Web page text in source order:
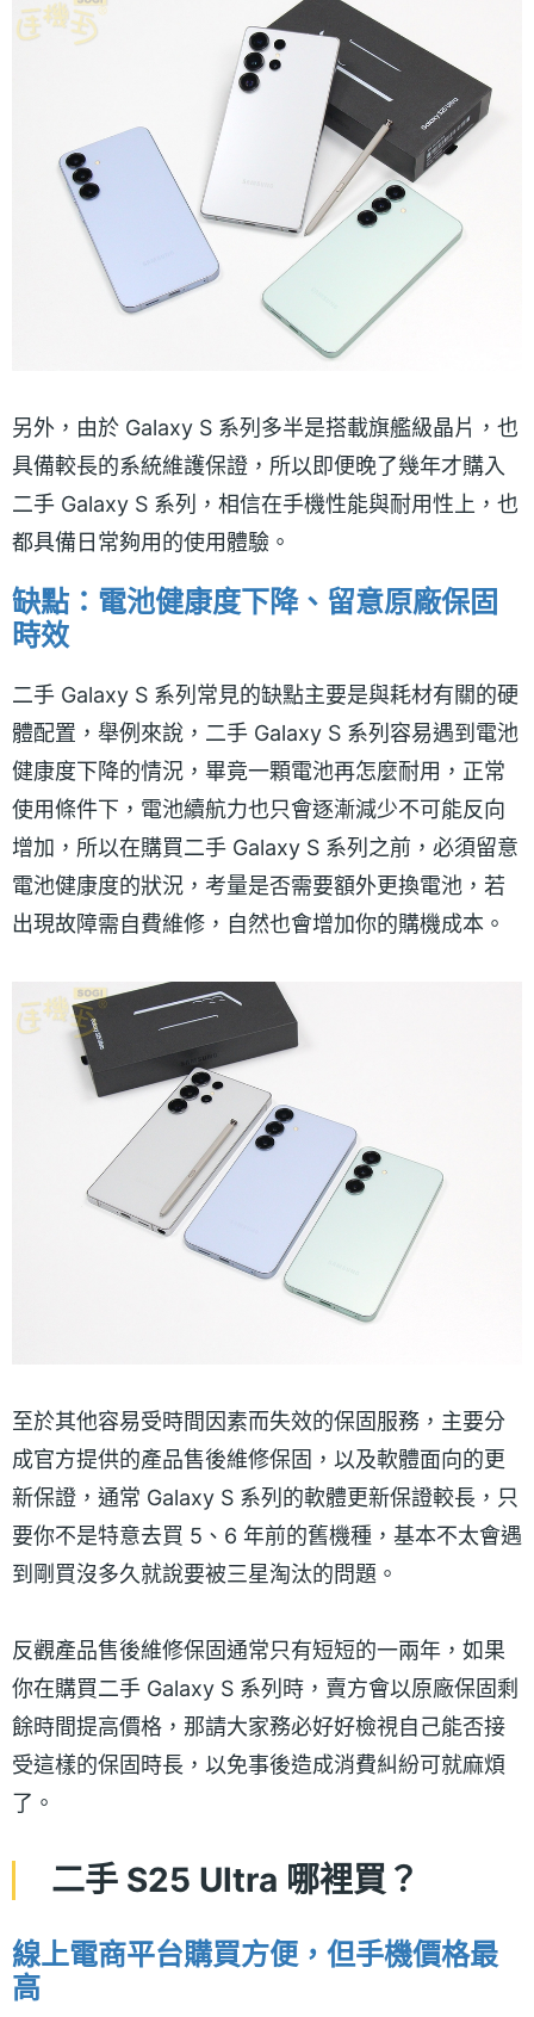
另外，由於 Galaxy S 系列多半是搭載旗艦級晶片，也
具備較長的系統維護保證，所以即便晚了幾年才購入
二手 Galaxy S 系列，相信在手機性能與耐用性上，也
都具備日常夠用的使用體驗。
缺點：電池健康度下降、留意原廠保固
時效
二手 Galaxy S 系列常見的缺點主要是與耗材有關的硬
體配置，舉例來說，二手 Galaxy S 系列容易遇到電池
健康度下降的情況，畢竟一顆電池再怎麼耐用，正常
使用條件下，電池續航力也只會逐漸減少不可能反向
增加，所以在購買二手 Galaxy S 系列之前，必須留意
電池健康度的狀況，考量是否需要額外更換電池，若
出現故障需自費維修，自然也會增加你的購機成本。
至於其他容易受時間因素而失效的保固服務，主要分
成官方提供的產品售後維修保固，以及軟體面向的更
新保證，通常 Galaxy S 系列的軟體更新保證較長，只
要你不是特意去買 5、6 年前的舊機種，基本不太會遇
到剛買沒多久就說要被三星淘汰的問題。
反觀產品售後維修保固通常只有短短的一兩年，如果
你在購買二手 Galaxy S 系列時，賣方會以原廠保固剩
餘時間提高價格，那請大家務必好好檢視自己能否接
受這樣的保固時長，以免事後造成消費糾紛可就麻煩
了。
二手 S25 Ultra 哪裡買？
線上電商平台購買方便，但手機價格最
高